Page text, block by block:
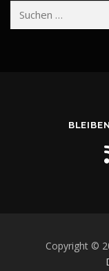
Suchen
Copyright ©